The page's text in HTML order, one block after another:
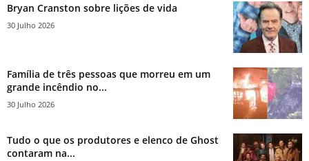
Bryan Cranston sobre lições de vida
30 Julho 2026
Família de três pessoas que morreu em um
grande incêndio no...
30 Julho 2026
Tudo o que os produtores e elenco de Ghost
contaram na...